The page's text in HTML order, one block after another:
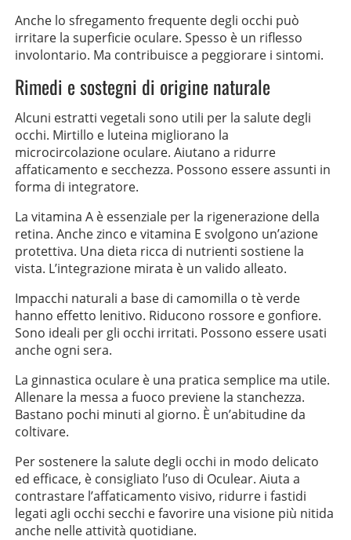
Anche lo sfregamento frequente degli occhi può
irritare la superficie oculare. Spesso è un riflesso
involontario. Ma contribuisce a peggiorare i sintomi.
Rimedi e sostegni di origine naturale
Alcuni estratti vegetali sono utili per la salute degli
occhi. Mirtillo e luteina migliorano la
microcircolazione oculare. Aiutano a ridurre
affaticamento e secchezza. Possono essere assunti in
forma di integratore.
La vitamina A è essenziale per la rigenerazione della
retina. Anche zinco e vitamina E svolgono un’azione
protettiva. Una dieta ricca di nutrienti sostiene la
vista. L’integrazione mirata è un valido alleato.
Impacchi naturali a base di camomilla o tè verde
hanno effetto lenitivo. Riducono rossore e gonfiore.
Sono ideali per gli occhi irritati. Possono essere usati
anche ogni sera.
La ginnastica oculare è una pratica semplice ma utile.
Allenare la messa a fuoco previene la stanchezza.
Bastano pochi minuti al giorno. È un’abitudine da
coltivare.
Per sostenere la salute degli occhi in modo delicato
ed efficace, è consigliato l’uso di Oculear. Aiuta a
contrastare l’affaticamento visivo, ridurre i fastidi
legati agli occhi secchi e favorire una visione più nitida
anche nelle attività quotidiane.